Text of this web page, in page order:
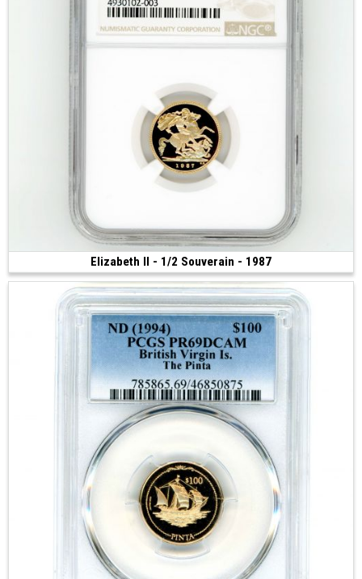
Elizabeth II - 1/2 Souverain - 1987
(1987 • Llantrisant - Pays de Galles • 3.99 g • 19.3 mm)